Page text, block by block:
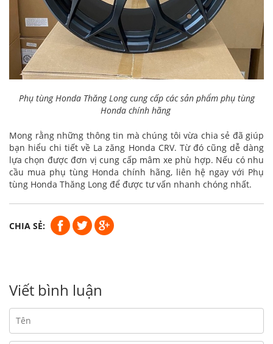
Phụ tùng Honda Thăng Long cung cấp các sản phẩm phụ tùng
Honda chính hãng
Mong rằng những thông tin mà chúng tôi vừa chia sẻ đã giúp
bạn hiểu chi tiết về La zăng Honda CRV. Từ đó cũng dễ dàng
lựa chọn được đơn vị cung cấp mâm xe phù hợp. Nếu có nhu
cầu mua phụ tùng Honda chính hãng, liên hệ ngay với Phụ
tùng Honda Thăng Long để được tư vấn nhanh chóng nhất.
CHIA SẺ:
Viết bình luận